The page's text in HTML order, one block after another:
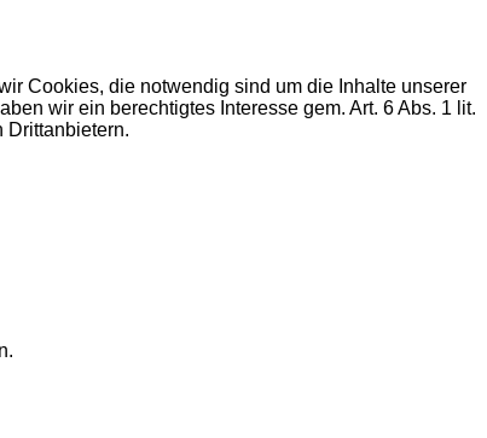
Cookies, die notwendig sind um die Inhalte unserer
wir ein berechtigtes Interesse gem. Art. 6 Abs. 1 lit.
Drittanbietern.